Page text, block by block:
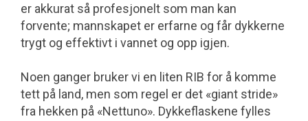
er akkurat så profesjonelt som man kan
forvente; mannskapet er erfarne og får dykkerne
trygt og effektivt i vannet og opp igjen.
Noen ganger bruker vi en liten RIB for å komme
tett på land, men som regel er det «giant stride»
fra hekken på «Nettuno». Dykkeflaskene fylles